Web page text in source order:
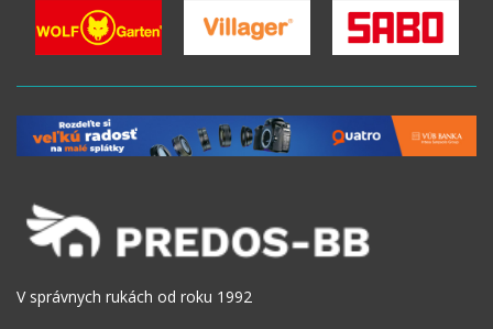
V správnych rukách od roku 1992